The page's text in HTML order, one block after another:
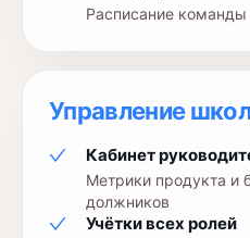
Расписание
Управление
Кабинет
Метрики продукта и
должников
Учётки всех ролей